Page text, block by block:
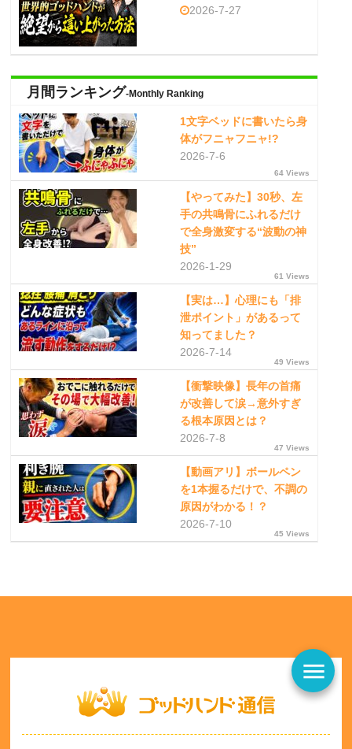
2026-7-27
月間ランキング-Monthly Ranking
1文字ベッドに書いたら身
体がフニャフニャ!?
2026-7-6
64 Views
【やってみた】30秒、左
手の共鳴骨にふれるだけ
で全身激変する“波動の神
技”
2026-1-29
61 Views
【実は…】心理にも「排
泄ポイント」があるって
知ってました？
2026-7-14
49 Views
【衝撃映像】長年の首痛
が改善して涙→意外すぎ
る根本原因とは？
2026-7-8
47 Views
【動画アリ】ボールペン
を1本握るだけで、不調の
原因がわかる！？
2026-7-10
45 Views
menu